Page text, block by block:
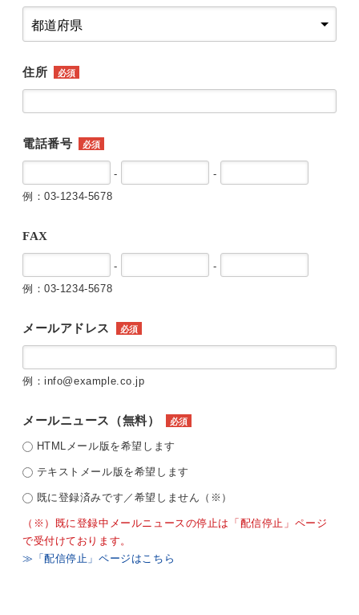
住所 必須
電話番号 必須
-
-
例：03-1234-5678
FAX
-
-
例：03-1234-5678
メールアドレス 必須
例：info@example.co.jp
メールニュース（無料） 必須
HTMLメール版を希望します
テキストメール版を希望します
既に登録済みです／希望しません（※）
（※）既に登録中メールニュースの停止は「配信停止」ページ
で受付けております。
≫「配信停止」ページはこちら